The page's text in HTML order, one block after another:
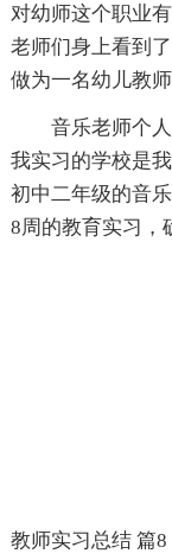
对幼师这个职业
老师们身上看到
做为一名幼儿教
音乐老师个
我实习的学校是
初中二年级的音
8周的教育实习，
教师实习总结 篇8